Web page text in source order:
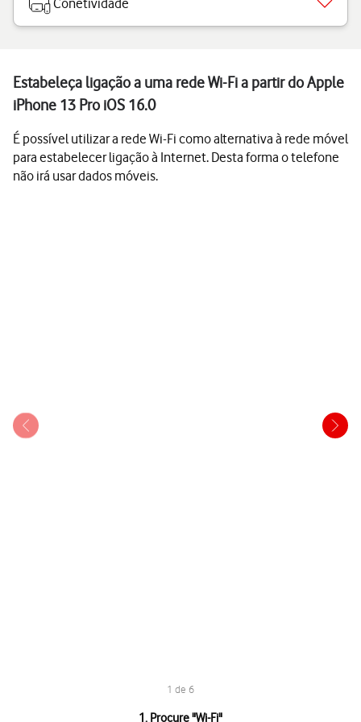
Conetividade
Estabeleça ligação a uma rede Wi-Fi a partir do Apple
iPhone 13 Pro iOS 16.0
É possível utilizar a rede Wi-Fi como alternativa à rede móvel
para estabelecer ligação à Internet. Desta forma o telefone
não irá usar dados móveis.
1 de 6
1. Procure "Wi-Fi"